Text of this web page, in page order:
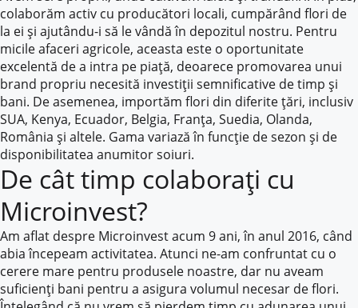
colaborăm activ cu producători locali, cumpărând flori de
la ei și ajutându-i să le vândă în depozitul nostru. Pentru
micile afaceri agricole, aceasta este o oportunitate
excelentă de a intra pe piață, deoarece promovarea unui
brand propriu necesită investiții semnificative de timp și
bani. De asemenea, importăm flori din diferite țări, inclusiv
SUA, Kenya, Ecuador, Belgia, Franța, Suedia, Olanda,
România și altele. Gama variază în funcție de sezon și de
disponibilitatea anumitor soiuri.
De cât timp colaborați cu
Microinvest?
Am aflat despre Microinvest acum 9 ani, în anul 2016, când
abia începeam activitatea. Atunci ne-am confruntat cu o
cerere mare pentru produsele noastre, dar nu aveam
suficienți bani pentru a asigura volumul necesar de flori.